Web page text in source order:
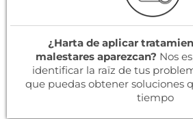
¿Harta de aplicar
malestares aparezcan? Nos
identificar la raïz de tus
que puedas obtener soluciones
tiempo